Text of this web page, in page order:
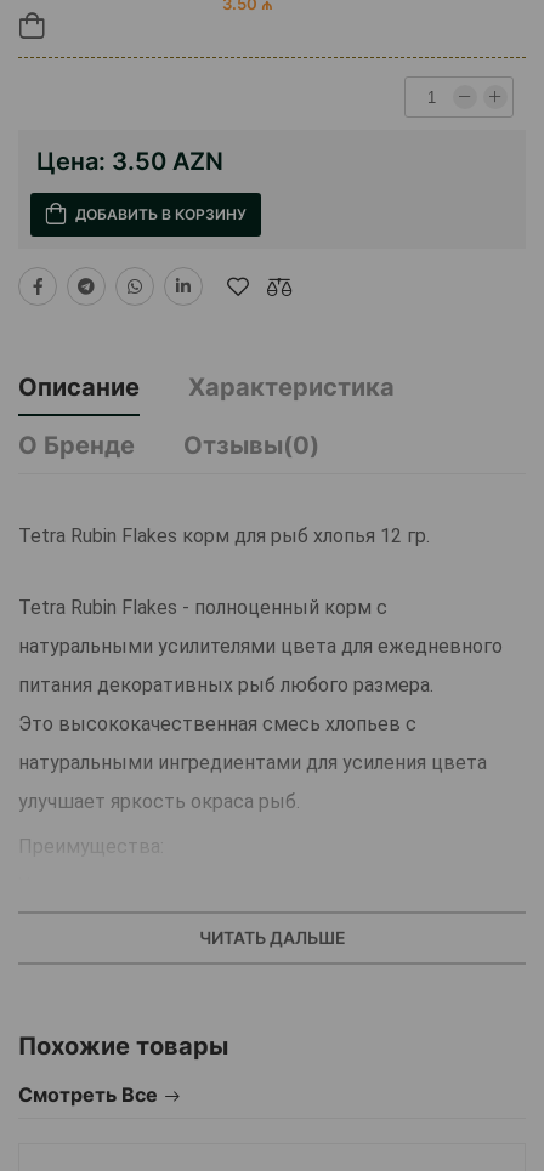
Цена: 3.50 AZN
ДОБАВИТЬ В КОРЗИНУ
Описание
Характеристика
О Бренде
Отзывы(0)
Tetra Rubin Flakes корм для рыб хлопья 12 гр.
Tetra Rubin Flakes - полноценный корм с
натуральными усилителями цвета для ежедневного
питания декоративных рыб любого размера.
Это высококачественная смесь хлопьев с
натуральными ингредиентами для усиления цвета
улучшает яркость окраса рыб.
Преимущества:
Усиление роста.
Полноценный корм в виде хлопьев с натуральными
усилителями цвета
ЧИТАТЬ ДАЛЬШЕ
Похожие товары
Смотреть Все